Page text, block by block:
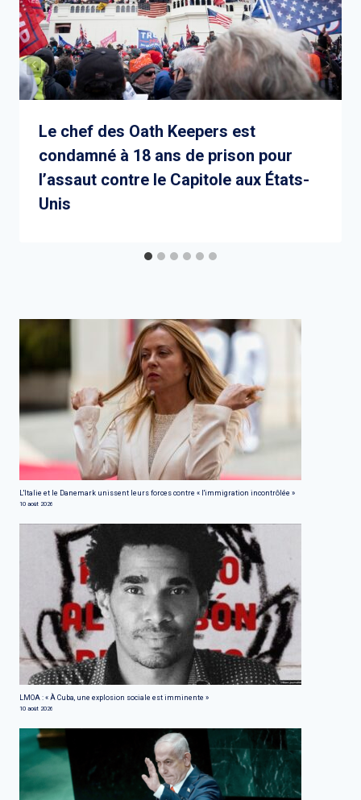
Le chef des Oath Keepers est
condamné à 18 ans de prison pour
l’assaut contre le Capitole aux États-
Unis
L'Italie et le Danemark unissent leurs forces contre « l'immigration incontrôlée »
10 août 2026
LMOA : « À Cuba, une explosion sociale est imminente »
10 août 2026